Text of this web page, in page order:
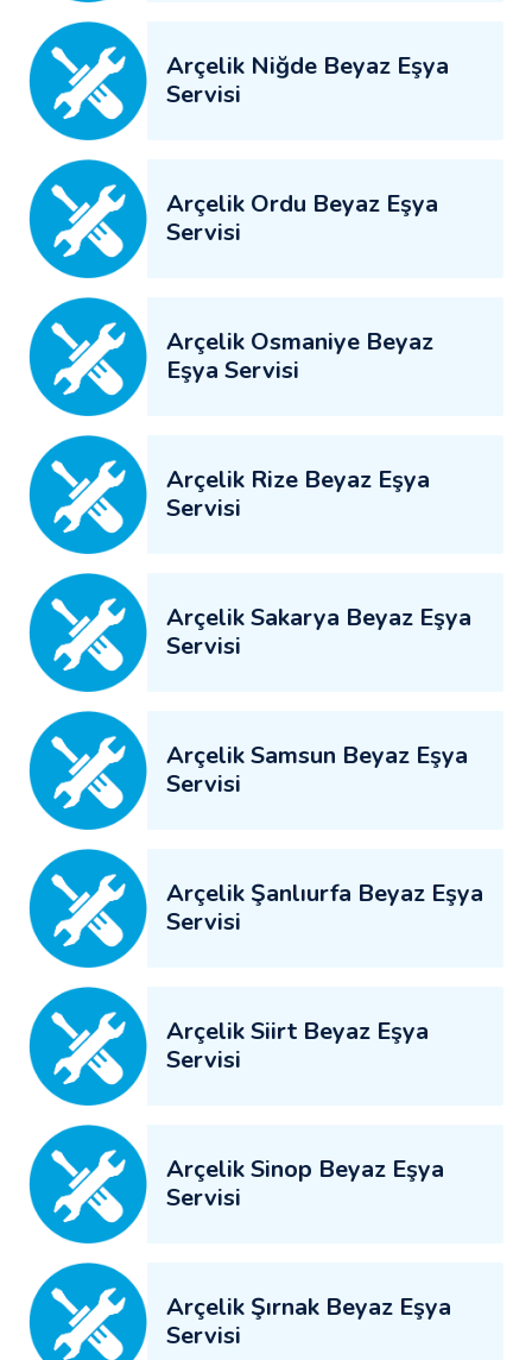
Arçelik Niğde Beyaz Eşya
Servisi
Arçelik Ordu Beyaz Eşya
Servisi
Arçelik Osmaniye Beyaz
Eşya Servisi
Arçelik Rize Beyaz Eşya
Servisi
Arçelik Sakarya Beyaz Eşya
Servisi
Arçelik Samsun Beyaz Eşya
Servisi
Arçelik Şanlıurfa Beyaz Eşya
Servisi
Arçelik Siirt Beyaz Eşya
Servisi
Arçelik Sinop Beyaz Eşya
Servisi
Arçelik Şırnak Beyaz Eşya
Servisi